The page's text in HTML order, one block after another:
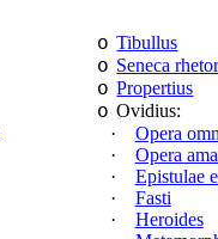
o Tibullus
o Seneca
o Propertius
o Ovidius:
·
Opera
·
Opera
·
Epistulae
·
Fasti
·
Heroides